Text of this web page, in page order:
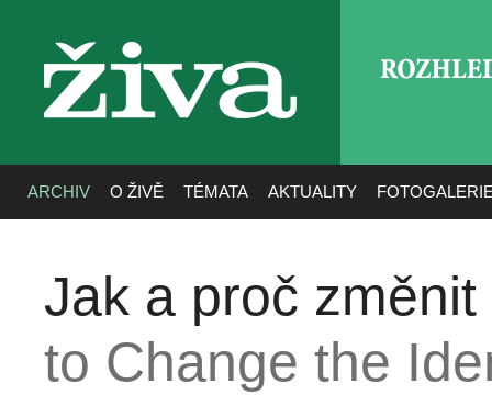
živa
ARCHIV O ŽIVĚ TÉMATA AKTUALITY
Jak a proč
to Change the